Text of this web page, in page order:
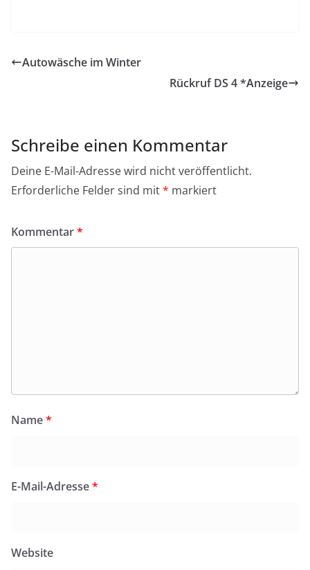
Autowäsche im Winter
Rückruf DS 4 *Anzeige
Schreibe einen Kommentar
Deine E-Mail-Adresse wird nicht veröffentlicht.
Erforderliche Felder sind mit* markiert
Kommentar*
Name*
E-Mail-Adresse*
Website